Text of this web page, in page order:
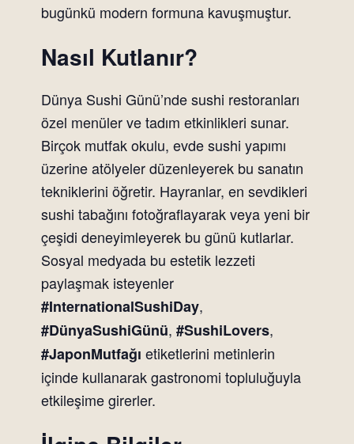
bugünkü modern formuna kavuşmuştur.
Nasıl Kutlanır?
Dünya Sushi Günü’nde sushi restoranları
özel menüler ve tadım etkinlikleri sunar.
Birçok mutfak okulu, evde sushi yapımı
üzerine atölyeler düzenleyerek bu sanatın
tekniklerini öğretir. Hayranlar, en sevdikleri
sushi tabağını fotoğraflayarak veya yeni bir
çeşidi deneyimleyerek bu günü kutlarlar.
Sosyal medyada bu estetik lezzeti
paylaşmak isteyenler
#InternationalSushiDay,
#DünyaSushiGünü, #SushiLovers,
#JaponMutfağı etiketlerini metinlerin
içinde kullanarak gastronomi topluluğuyla
etkileşime girerler.